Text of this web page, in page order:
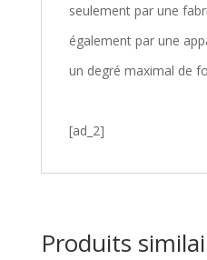
seulement par une
également par une
un degré maximal de
[ad_2]
Produits